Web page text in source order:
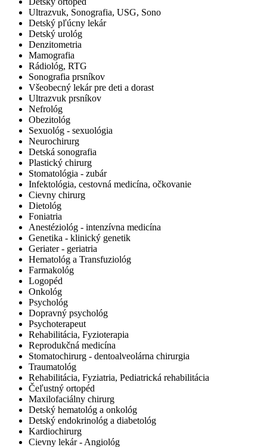
Ultrazvuk, Sonografia, USG, Sono
Detský pľúcny lekár
Detský urológ
Denzitometria
Mamografia
Rádiológ, RTG
Sonografia prsníkov
Všeobecný lekár pre deti a dorast
Ultrazvuk prsníkov
Nefrológ
Obezitológ
Sexuológ - sexuológia
Neurochirurg
Detská sonografia
Plastický chirurg
Stomatológia - zubár
Infektológia, cestovná medicína, očkovanie
Cievny chirurg
Dietológ
Foniatria
Anestéziológ - intenzívna medicína
Genetika - klinický genetik
Geriater - geriatria
Hematológ a Transfuziológ
Farmakológ
Logopéd
Onkológ
Psychológ
Dopravný psychológ
Psychoterapeut
Rehabilitácia, Fyzioterapia
Reprodukčná medicína
Stomatochirurg - dentoalveolárna chirurgia
Traumatológ
Rehabilitácia, Fyziatria, Pediatrická rehabilitácia
Čeľustný ortopéd
Maxilofaciálny chirurg
Detský hematológ a onkológ
Detský endokrinológ a diabetológ
Kardiochirurg
Cievny lekár - Angiológ